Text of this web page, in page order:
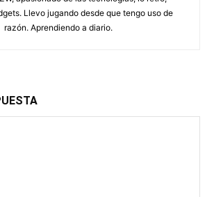
Llevo jugando desde que tengo uso de
razón. Aprendiendo a diario.